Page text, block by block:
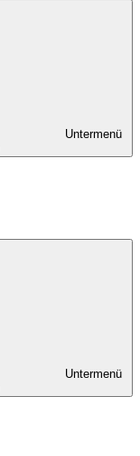
Untermenü
Untermenü